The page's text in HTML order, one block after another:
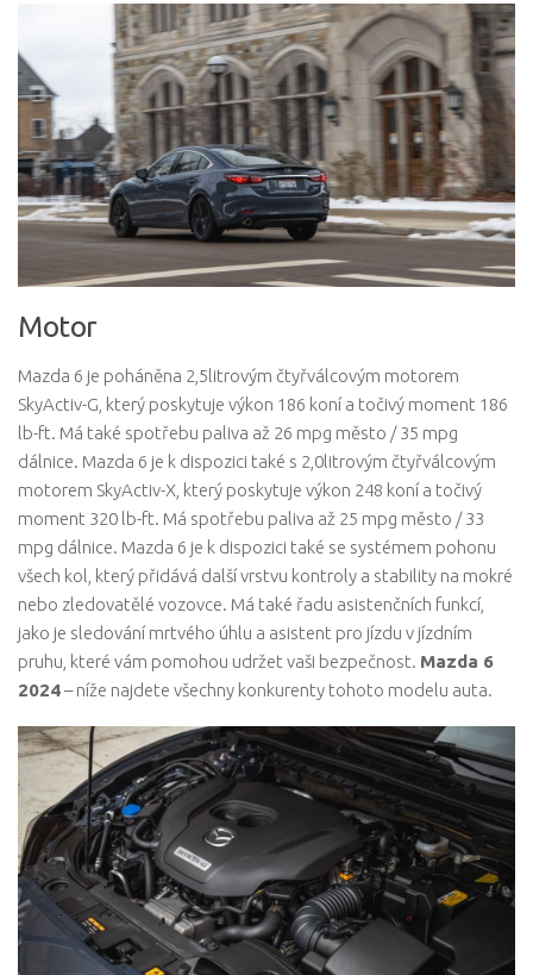
Motor
Mazda 6 je poháněna 2,5litrovým čtyřválcovým motorem
SkyActiv-G, který poskytuje výkon 186 koní a točivý moment 186
lb-ft. Má také spotřebu paliva až 26 mpg město / 35 mpg
dálnice. Mazda 6 je k dispozici také s 2,0litrovým čtyřválcovým
motorem SkyActiv-X, který poskytuje výkon 248 koní a točivý
moment 320 lb-ft. Má spotřebu paliva až 25 mpg město / 33
mpg dálnice. Mazda 6 je k dispozici také se systémem pohonu
všech kol, který přidává další vrstvu kontroly a stability na mokré
nebo zledovatělé vozovce. Má také řadu asistenčních funkcí,
jako je sledování mrtvého úhlu a asistent pro jízdu v jízdním
pruhu, které vám pomohou udržet vaši bezpečnost. Mazda 6
2024– níže najdete všechny konkurenty tohoto modelu auta.